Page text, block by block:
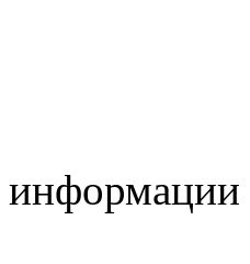
информации